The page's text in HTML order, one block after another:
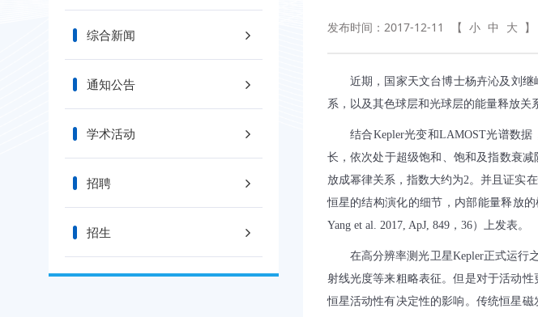
综合新闻
通知公告
学术活动
招聘
招生
发布时间：2017-12-11 【 小 中 大 】
近期，国家天文台博士杨卉沁及刘
系，以及其色球层和光球层的能量释放关
结合Kepler光变和LAMOST光谱数据
长，依次处于超级饱和、饱和及指数衰
放成幂律关系，指数大约为2。并且证实
恒星的结构演化的细节，内部能量释放
Yang et al. 2017, ApJ, 849， 36）上发表。
在高分辨率测光卫星Kepler正式运行
射线光度等来粗略表征。但是对于活动性
恒星活动性有决定性的影响。传统恒星